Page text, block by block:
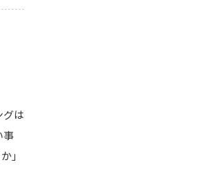
グは
事
」